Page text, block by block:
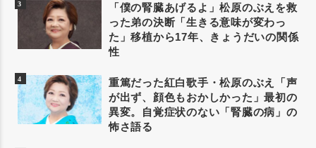
「僕の腎臓あげるよ」松原のぶえを救
った弟の決断「生きる意味が変わっ
た」移植から17年、きょうだいの関係
性
重篤だった紅白歌手・松原のぶえ「声
が出ず、顔色もおかしかった」最初の
異変。自覚症状のない「腎臓の病」の
怖さ語る